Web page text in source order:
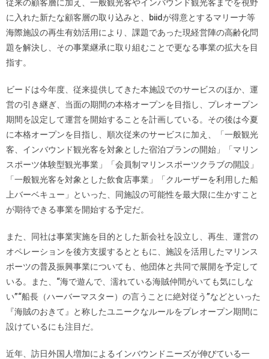
従来の顧客層に加え、一般観光客やインバウンド観光客までを視野
に入れた新たな顧客層の取り込みと、biidが得意とするマリーナ等
海際施設の再生有効活用により、課題であった現経営陣の高齢化問
題を解決し、その事業継承に取り組むことで更なる事業の拡大を目
指す。
ビードは今年度、従来提供してきた本施設でのサービスのほか、運
営の引き継ぎ、当面の期間の本格オープンを目指し、プレオープン
期間を設定して運営を開始することを計画している。その後は今夏
に本格オープンを目指し、順次従来のサービスに加え、「一般観光
客、インバウンド観光客を対象とした宿泊プランの開始」「マリン
スポーツ体験型観光事業」「会員制マリンスポーツクラブの開設」
「一般観光客を対象とした飲食店事業」「クルーザーを利用した船
上バーベキュー」といった、同施設の可能性を最大限に生かすこと
が期待できる事業を開始する予定だ。
また、同社は事業実施を目的とした新会社を設立し、再生、運営の
オペレーションを後方支援するとともに、施設を活用したマリンス
ポーツの普及振興事業についても、他団体と共同で展開を予定して
いる。また、“海で遊んで、濡れている海賊仲間がいても気にしな
い”“船長（ハーバーマスター）の言うことに絶対従う”などといった
『海賊のおきて』と称したユニークなルールをプレオープン期間に
設けているにも注目だ。
近年、訪日外国人増加によるインバウンドニーズが伸びている一